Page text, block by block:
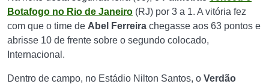
Botafogo no Rio de Janeiro (RJ) por 3 a 1. A vitória fez
com que o time de Abel Ferreira chegasse aos 63 pontos e
abrisse 10 de frente sobre o segundo colocado,
Internacional.
Dentro de campo, no Estádio Nilton Santos, o Verdão